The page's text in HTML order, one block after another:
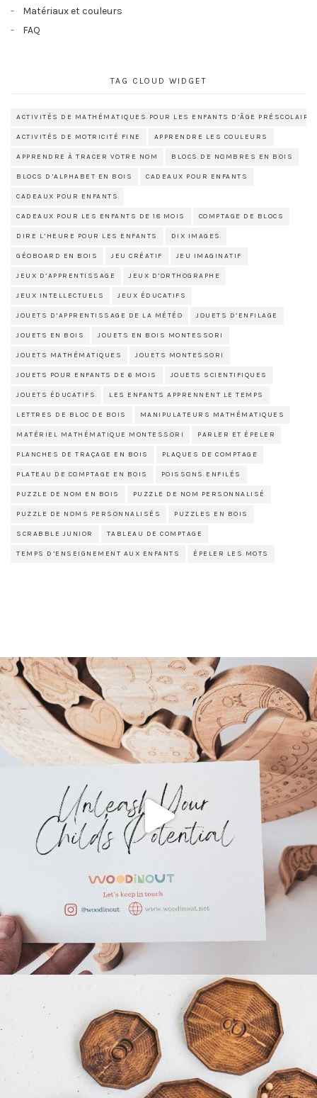
Matériaux et couleurs
FAQ
TAG CLOUD WIDGET
ACTIVITÉS DE MATHÉMATIQUES POUR LES ENFANTS D’ÂGE PRÉSCOLAIRE
ACTIVITÉS DE MOTRICITÉ FINE APPRENDRE LES COULEURS
APPRENDRE À TRACER VOTRE NOM BLOCS DE NOMBRES EN BOIS
BLOCS D’ALPHABET EN BOIS CADEAUX POUR ENFANTS
CADEAUX POUR ENFANTS
CADEAUX POUR LES ENFANTS DE 18 MOIS COMPTAGE DE BLOCS
DIRE L’HEURE POUR LES ENFANTS DIX IMAGES
GÉOBOARD EN BOIS JEU CRÉATIF JEU IMAGINATIF
JEUX D’APPRENTISSAGE JEUX D’ORTHOGRAPHE
JEUX INTELLECTUELS JEUX ÉDUCATIFS
JOUETS D’APPRENTISSAGE DE LA MÉTÉO JOUETS D’ENFILAGE
JOUETS EN BOIS JOUETS EN BOIS MONTESSORI
JOUETS MATHÉMATIQUES JOUETS MONTESSORI
JOUETS POUR ENFANTS DE 6 MOIS JOUETS SCIENTIFIQUES
JOUETS ÉDUCATIFS LES ENFANTS APPRENNENT LE TEMPS
LETTRES DE BLOC DE BOIS MANIPULATEURS MATHÉMATIQUES
MATÉRIEL MATHÉMATIQUE MONTESSORI PARLER ET ÉPELER
PLANCHES DE TRAÇAGE EN BOIS PLAQUES DE COMPTAGE
PLATEAU DE COMPTAGE EN BOIS POISSONS ENFILÉS
PUZZLE DE NOM EN BOIS PUZZLE DE NOM PERSONNALISÉ
PUZZLE DE NOMS PERSONNALISÉS PUZZLES EN BOIS
SCRABBLE JUNIOR TABLEAU DE COMPTAGE
TEMPS D’ENSEIGNEMENT AUX ENFANTS ÉPELER LES MOTS